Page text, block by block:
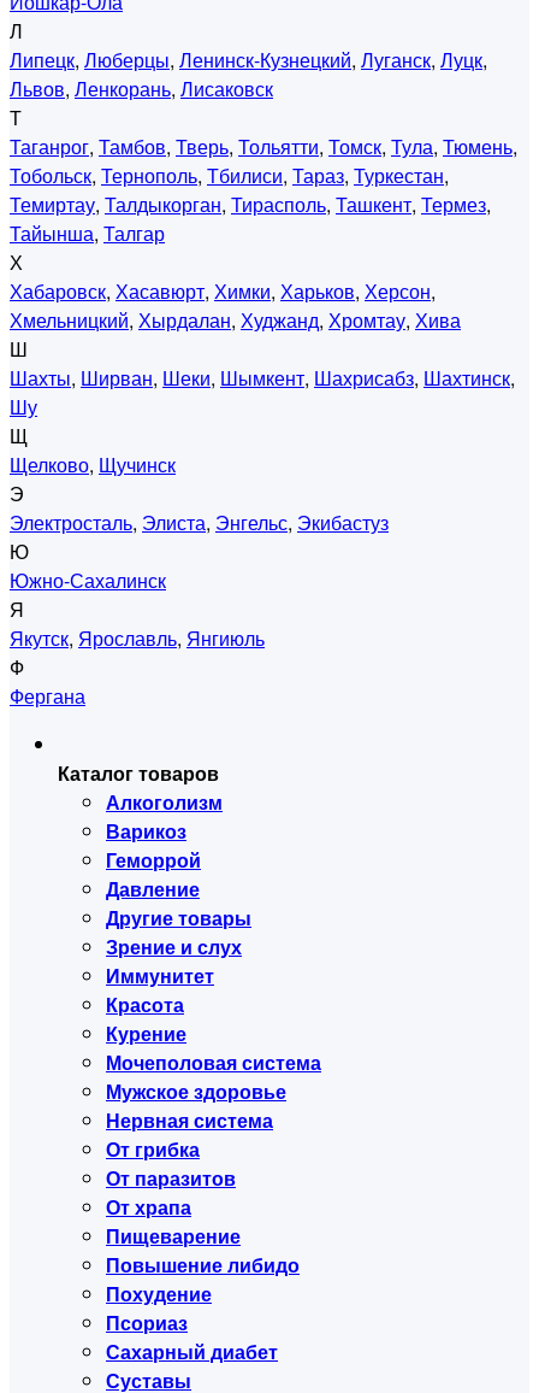
Л
Липецк, Люберцы, Ленинск-Кузнецкий, Луганск, Луцк,
Львов, Ленкорань, Лисаковск
Т
Таганрог, Тамбов, Тверь, Тольятти, Томск, Тула, Тюмень,
Тобольск, Тернополь, Тбилиси, Тараз, Туркестан,
Темиртау, Талдыкорган, Тирасполь, Ташкент, Термез,
Тайынша, Талгар
Х
Хабаровск, Хасавюрт, Химки, Харьков, Херсон,
Хмельницкий, Хырдалан, Худжанд, Хромтау, Хива
Ш
Шахты, Ширван, Шеки, Шымкент, Шахрисабз, Шахтинск,
Шу
Щ
Щелково, Щучинск
Э
Электросталь, Элиста, Энгельс, Экибастуз
Ю
Южно-Сахалинск
Я
Якутск, Ярославль, Янгиюль
Ф
Фергана
Каталог товаров
Алкоголизм
Варикоз
Геморрой
Давление
Другие товары
Зрение и слух
Иммунитет
Красота
Курение
Мочеполовая система
Мужское здоровье
Нервная система
От грибка
От паразитов
От храпа
Пищеварение
Повышение либидо
Похудение
Псориаз
Сахарный диабет
Суставы